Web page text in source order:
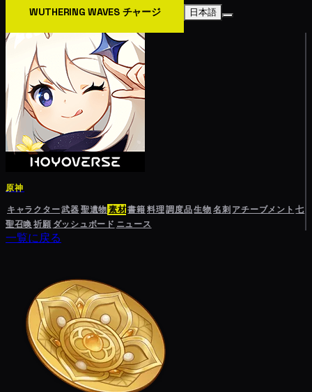
WUTHERING WAVES チャージ 日本語
原神
キャラクター武器聖遺物素材書籍料理調度品生物名刺 アチーブメント 七
聖召喚祈願 ダッシュボード ニュース
一覧に戻る